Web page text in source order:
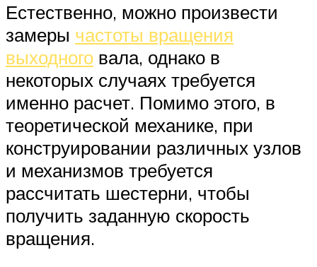
Естественно, можно произвести
замеры частоты вращения
выходного вала, однако в
некоторых случаях требуется
именно расчет. Помимо этого, в
теоретической механике, при
конструировании различных узлов
и механизмов требуется
рассчитать шестерни, чтобы
получить заданную скорость
вращения.